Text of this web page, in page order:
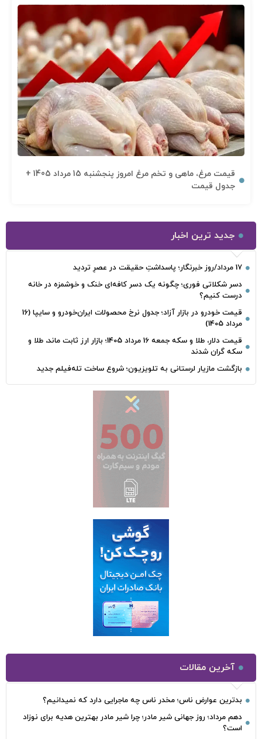
قیمت مرغ، ماهی و تخم مرغ امروز پنجشنبه 15 مرداد 1405 +
جدول قیمت
جدید ترین اخبار
17 مرداد/روز خبرنگار؛ پاسداشتِ حقیقت در عصرِ تردید
دسر شکلاتی فوری؛ چگونه یک دسر کافه‌ای خنک و خوشمزه در خانه
درست کنیم؟
قیمت خودرو در بازار آزاد؛ جدول نرخ محصولات ایران‌خودرو و سایپا (16
مرداد 1405)
قیمت دلار، طلا و سکه جمعه 16 مرداد 1405؛ بازار ارز ثابت ماند، طلا و
سکه گران شدند
بازگشت مازیار لرستانی به تلویزیون؛ شروع ساخت تله‌فیلم جدید
آخرین مقالات
بدترین عوارض ناس؛ مخدر ناس چه ماجرایی دارد که نمیدانیم؟
دهم مرداد؛ روز جهانی شیر مادر؛ چرا شیر مادر بهترین هدیه برای نوزاد
است؟